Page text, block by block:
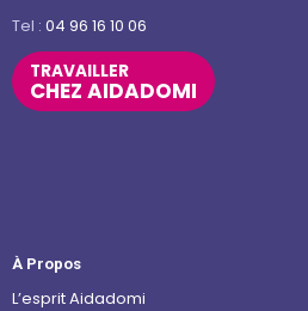
Tel : 04 96 16 10 06
TRAVAILLER
CHEZ AIDADOMI
À Propos
L’esprit Aidadomi